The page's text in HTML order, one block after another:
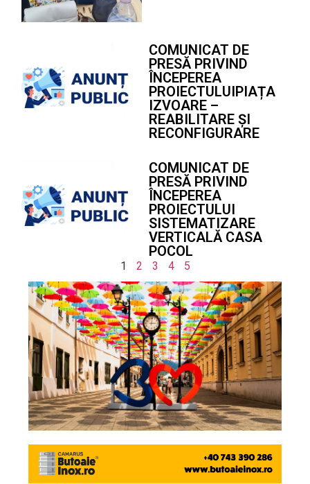
COMUNICAT DE
PRESĂ PRIVIND
ÎNCEPEREA
PROIECTULUIPIAȚA
IZVOARE –
REABILITARE ȘI
RECONFIGURARE
COMUNICAT DE
PRESĂ PRIVIND
ÎNCEPEREA
PROIECTULUI
SISTEMATIZARE
VERTICALĂ CASA
POCOL
1 2 3 4 5